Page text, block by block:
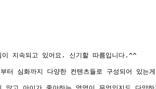
지속되고 있어요. 신기할 따름입니다.^^
심화까지 다양한 컨텐츠들로 구성되어 있는